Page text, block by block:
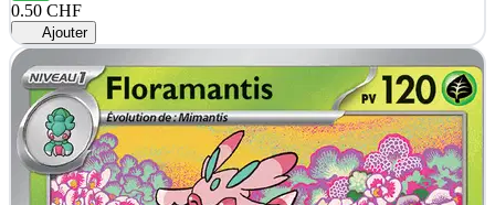
0.50 CHF
Ajouter